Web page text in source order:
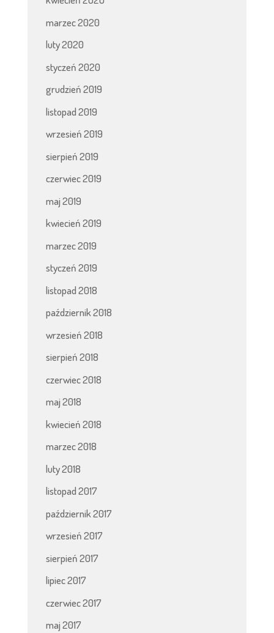
marzec 2020
luty 2020
styczeń 2020
grudzień 2019
listopad 2019
wrzesień 2019
sierpień 2019
czerwiec 2019
maj 2019
kwiecień 2019
marzec 2019
styczeń 2019
listopad 2018
październik 2018
wrzesień 2018
sierpień 2018
czerwiec 2018
maj 2018
kwiecień 2018
marzec 2018
luty 2018
listopad 2017
październik 2017
wrzesień 2017
sierpień 2017
lipiec 2017
czerwiec 2017
maj 2017